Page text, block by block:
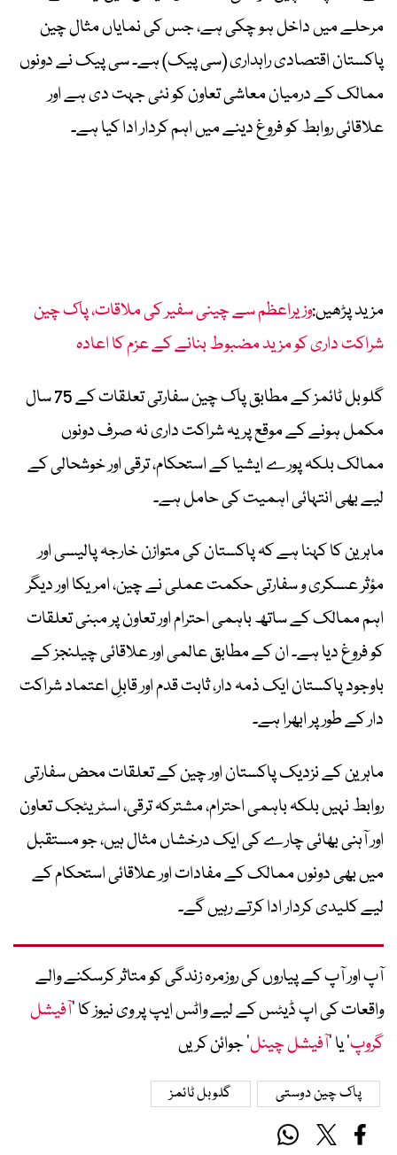
مرحلے میں داخل ہو چکی ہے، جس کی نمایاں مثال چین
پاکستان اقتصادی راہداری (سی پیک) ہے۔ سی پیک نے دونوں
ممالک کے درمیان معاشی تعاون کو نئی جہت دی ہے اور
علاقائی روابط کو فروغ دینے میں اہم کردار ادا کیا ہے۔
مزید پڑھیں:وزیراعظم سے چینی سفیر کی ملاقات، پاک چین
شراکت داری کو مزید مضبوط بنانے کے عزم کا اعادہ
گلوبل ٹائمز کے مطابق پاک چین سفارتی تعلقات کے 75 سال
مکمل ہونے کے موقع پر یہ شراکت داری نہ صرف دونوں
ممالک بلکہ پورے ایشیا کے استحکام، ترقی اور خوشحالی کے
لیے بھی انتہائی اہمیت کی حامل ہے۔
ماہرین کا کہنا ہے کہ پاکستان کی متوازن خارجہ پالیسی اور
مؤثر عسکری و سفارتی حکمت عملی نے چین، امریکا اور دیگر
اہم ممالک کے ساتھ باہمی احترام اور تعاون پر مبنی تعلقات
کو فروغ دیا ہے۔ ان کے مطابق عالمی اور علاقائی چیلنجز کے
باوجود پاکستان ایک ذمہ دار، ثابت قدم اور قابلِ اعتماد شراکت
دار کے طور پر ابھرا ہے۔
ماہرین کے نزدیک پاکستان اور چین کے تعلقات محض سفارتی
روابط نہیں بلکہ باہمی احترام، مشترکہ ترقی، اسٹریٹجک تعاون
اور آہنی بھائی چارے کی ایک درخشاں مثال ہیں، جو مستقبل
میں بھی دونوں ممالک کے مفادات اور علاقائی استحکام کے
لیے کلیدی کردار ادا کرتے رہیں گے۔
آپ اور آپ کے پیاروں کی روزمرہ زندگی کو متاثر کرسکنے والے
واقعات کی اپ ڈیٹس کے لیے واٹس ایپ پر وی نیوز کا ’آفیشل
گروپ‘ یا ’آفیشل چینل‘ جوائن کریں
پاک چین دوستی گلوبل ٹائمز